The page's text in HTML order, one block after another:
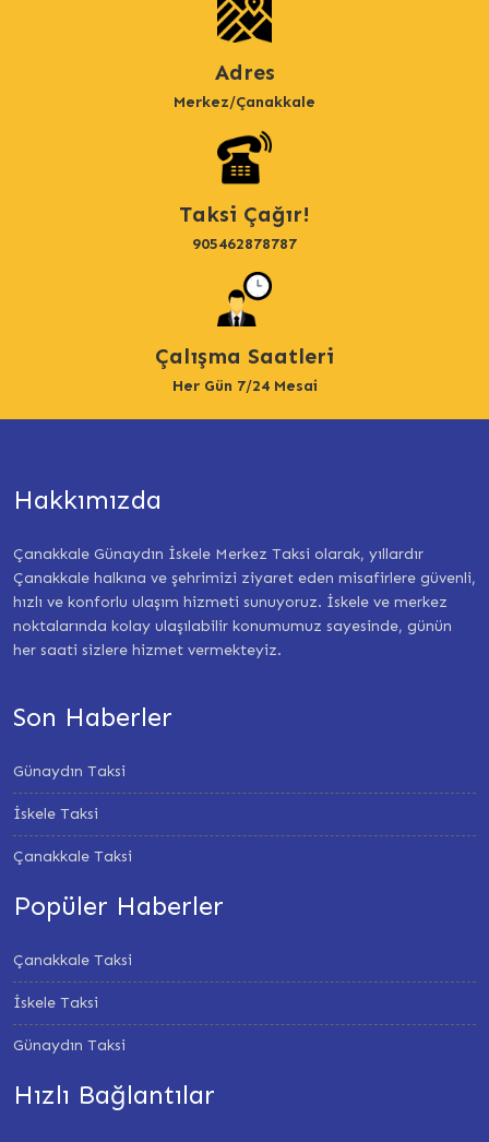
Adres
Merkez/Çanakkale
Taksi Çağır!
905462878787
Çalışma Saatleri
Her Gün 7/24 Mesai
Hakkımızda
Çanakkale Günaydın İskele Merkez Taksi olarak, yıllardır
Çanakkale halkına ve şehrimizi ziyaret eden misafirlere güvenli,
hızlı ve konforlu ulaşım hizmeti sunuyoruz. İskele ve merkez
noktalarında kolay ulaşılabilir konumumuz sayesinde, günün
her saati sizlere hizmet vermekteyiz.
Son Haberler
Günaydın Taksi
İskele Taksi
Çanakkale Taksi
Popüler Haberler
Çanakkale Taksi
İskele Taksi
Günaydın Taksi
Hızlı Bağlantılar